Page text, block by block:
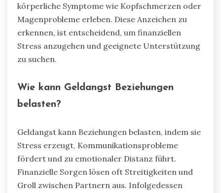
körperliche Symptome wie Kopfschmerzen oder
Magenprobleme erleben. Diese Anzeichen zu
erkennen, ist entscheidend, um finanziellen
Stress anzugehen und geeignete Unterstützung
zu suchen.
Wie kann Geldangst Beziehungen
belasten?
Geldangst kann Beziehungen belasten, indem sie
Stress erzeugt, Kommunikationsprobleme
fördert und zu emotionaler Distanz führt.
Finanzielle Sorgen lösen oft Streitigkeiten und
Groll zwischen Partnern aus. Infolgedessen